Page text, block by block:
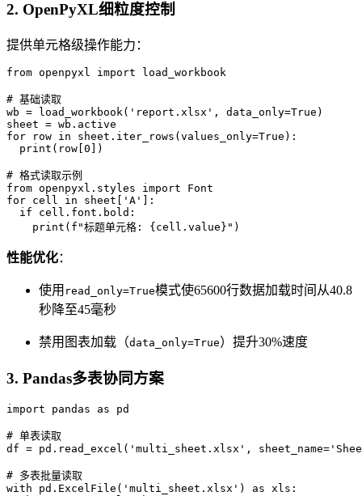
2. OpenPyXL细粒度控制
提供单元格级操作能力：
from openpyxl import load_workbook
# 基础读取
wb = load_workbook('report.xlsx', data_only=True)
sheet = wb.active
for row in sheet.iter_rows(values_only=True):
print(row[0])
# 格式读取示例
from openpyxl.styles import Font
for cell in sheet['A']:
if cell.font.bold:
print(f"标题单元格: {cell.value}")
性能优化：
使用 read_only=True模式使65600行数据加载时间从40.8
秒降至45毫秒
禁用图表加载（data_only=True）提升30%速度
3. Pandas多表协同方案
import pandas as pd
# 单表读取
df = pd.read_excel('multi_sheet.xlsx',
# 多表批量读取
with pd.ExcelFile('multi_sheet.xlsx') as xls: